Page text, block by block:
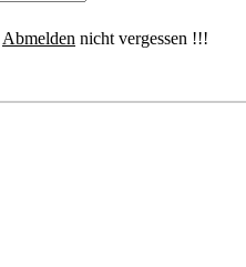
Abmelden nicht vergessen !!!